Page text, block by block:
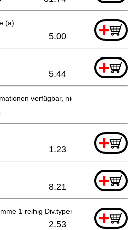
(a) +
5.00
+
5.44
verfügbar, nicht bestellbar
+
1.23
+
8.21
1-reihig Div.typen Till 10.1999 For
+
2.53